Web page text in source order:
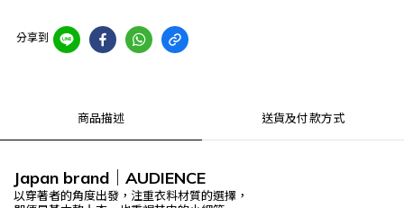
分享到
商品描述 送貨及付款方式
Japan brand AUDIENCE
以穿著者的角度出發，注重衣料材質的選擇，